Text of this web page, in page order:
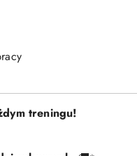
treningu!